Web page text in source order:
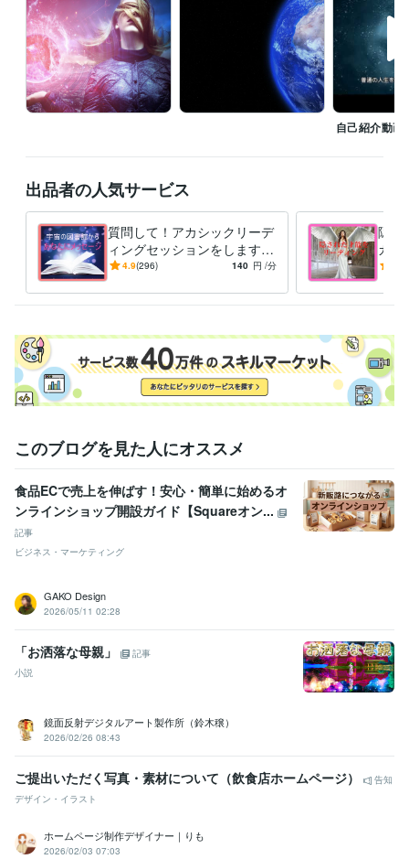
待機中の時はお電話可能になります。
待機中でない時は、メッセージから都合の良いお時間をお問合わせ下さ
い。
平日は20時から24時、土日は9時から24時待機予定
ですが途中所々居なくなります。
マイクロソフトオフィスマスター
認定 アカシックリーディングプラクティショナー 取得年 : 2019年
得意分野
占い アカシックリーディング
アカシックレコード
悩み相談・カウンセリング 寄り添いお話をお聴きします。 事務職
悩み 相談 愚痴 会話 寄り添い 話を聴く 何でも
仕事
自己紹介動画
出品者の人気サービス
質問して！アカシックリーデ
ィングセッションをします ⭐️
宇宙の図書館からあなたの情
4.9(296) 140 円 /分
隠さ
カシ
た自
このブログを見た人にオススメ
食品ECで売上を伸ばす！安心・簡単に始めるオ
ンラインショップ開設ガイド【Squareオン...
記事
ビジネス・マーケティング
GAKO Design
2026/05/11 02:28
「お洒落な母親」
記事
小説
鏡面反射デジタルアート製作所（鈴木穣）
2026/02/26 08:43
ご提出いただく写真・素材について（飲食店ホームページ）
告知
デザイン・イラスト
ホームページ制作デザイナー｜りも
2026/02/03 07:03